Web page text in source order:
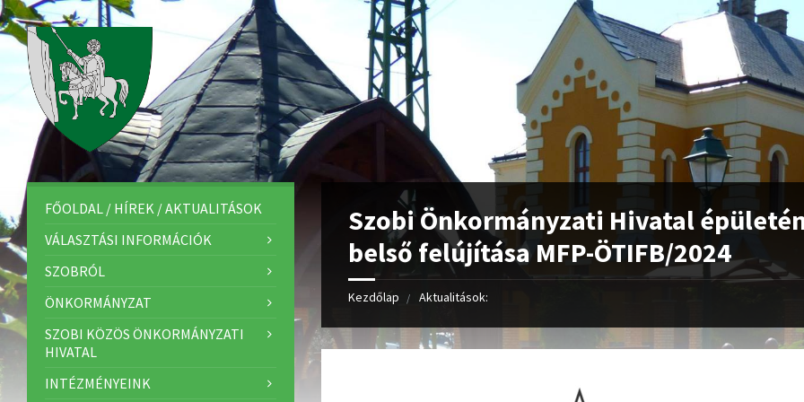
Szobi Önkormányzati Hivatal
belső felújítása MFP-ÖTIFB/2024
Kezdőlap Aktualitások:
FŐOLDAL / HÍREK / AKTUALITÁSOK
VÁLASZTÁSI INFORMÁCIÓK
SZOBRÓL
ÖNKORMÁNYZAT
SZOBI KÖZÖS ÖNKORMÁNYZATI
HIVATAL
INTÉZMÉNYEINK